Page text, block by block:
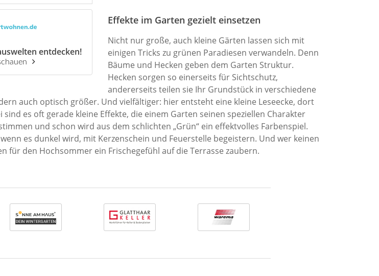
entdecken!
Effekte im Garten gezielt einsetzen
Nicht nur große, auch kleine Gärten lassen sich mit
einigen Tricks zu grünen Paradiesen verwandeln. Denn
Bäume und Hecken geben dem Garten Struktur.
Hecken sorgen so einerseits für Sichtschutz,
andererseits teilen sie Ihr Grundstück in verschiedene
auch optisch größer. Und vielfältiger: hier entsteht eine kleine Leseecke, dort
es oft gerade kleine Effekte, die einem Garten seinen speziellen Charakter
und schon wird aus dem schlichten „Grün“ ein effektvolles Farbenspiel.
es dunkel wird, mit Kerzenschein und Feuerstelle begeistern. Und wer keinen
für den Hochsommer ein Frischegefühl auf die Terrasse zaubern.